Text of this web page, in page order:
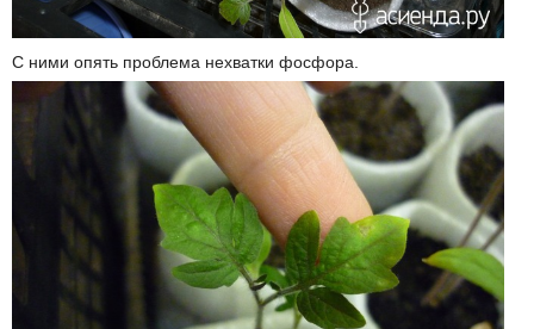
С ними опять проблема нехватки фосфора.